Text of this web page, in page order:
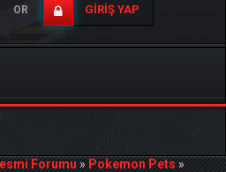
OR GIRIŞ YAP
Forumu»Pokemon Pets»